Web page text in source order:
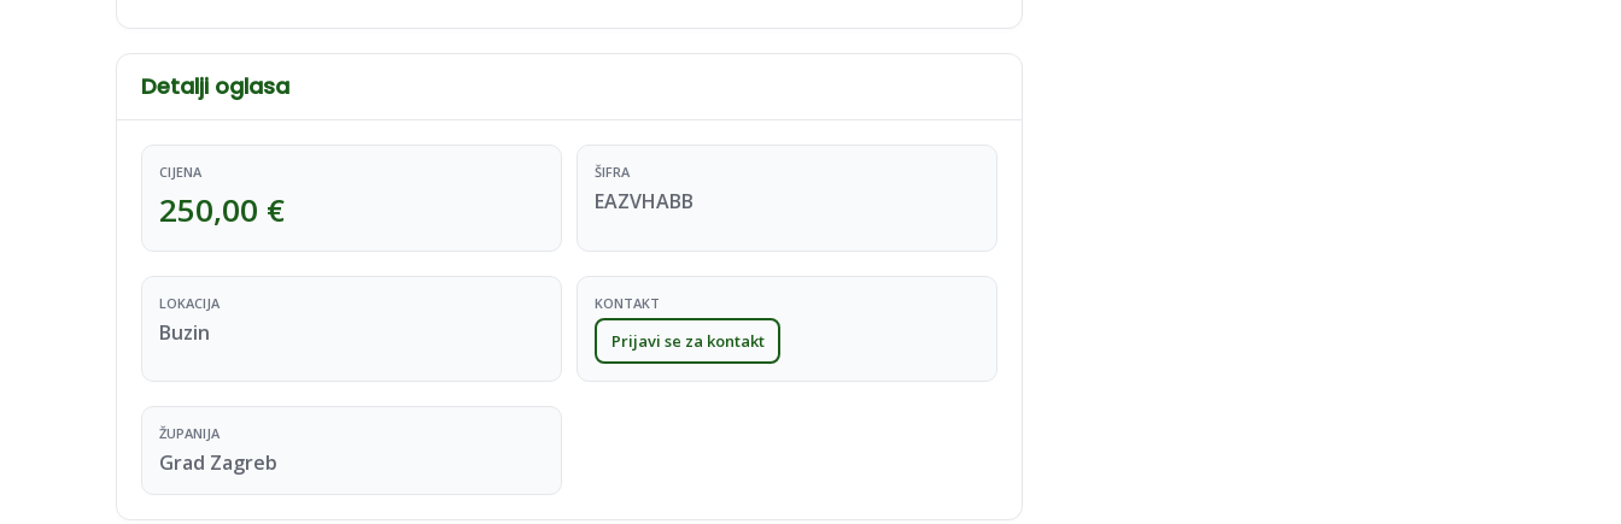
Detalji oglasa
CIJENA
250,00 €
ŠIFRA
EAZVHABB
LOKACIJA
Buzin
KONTAKT
Prijavi se za kontakt
ŽUPANIJA
Grad Zagreb